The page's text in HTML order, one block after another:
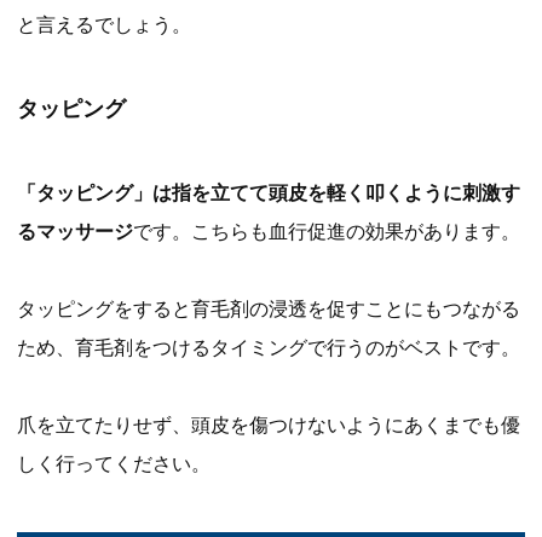
と言えるでしょう。
タッピング
「タッピング」は指を立てて頭皮を軽く叩くように刺激す
るマッサージです。こちらも血行促進の効果があります。
タッピングをすると育毛剤の浸透を促すことにもつながる
ため、育毛剤をつけるタイミングで行うのがベストです。
爪を立てたりせず、頭皮を傷つけないようにあくまでも優
しく行ってください。